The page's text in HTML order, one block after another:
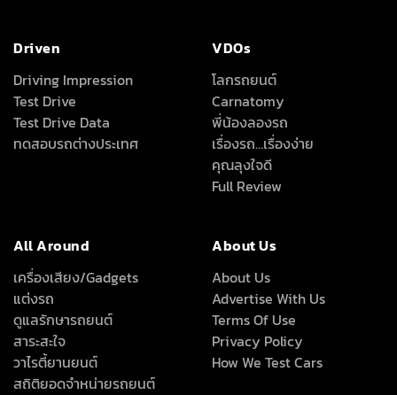
Driven
Driving Impression
Test Drive
Test Drive Data
ทดสอบรถต่างประเทศ
VDOs
โลกรถยนต์
Carnatomy
พี่น้องลองรถ
เรื่องรถ…เรื่องง่าย
คุณลุงใจดี
Full Review
All Around
เครื่องเสียง/Gadgets
แต่งรถ
ดูแลรักษารถยนต์
สาระสะใจ
วาไรตี้ยานยนต์
สถิติยอดจำหน่ายรถยนต์
About Us
About Us
Advertise With Us
Terms Of Use
Privacy Policy
How We Test Cars